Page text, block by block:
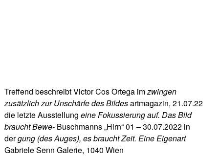
Treffend beschreibt Victor Cos Ortega imzwingen
zusätzlichzur UnschärfedesBildesartmagazin, 21.07.22
die letzte Ausstellung eine Fokussierungauf. DasBild
brauchtBewe-Buschmanns „Hirn“ 01 – 30.07.2022 in
dergung (desAuges), esbrauchtZeit. Eine Eigenart
Gabriele Senn Galerie, 1040 Wien